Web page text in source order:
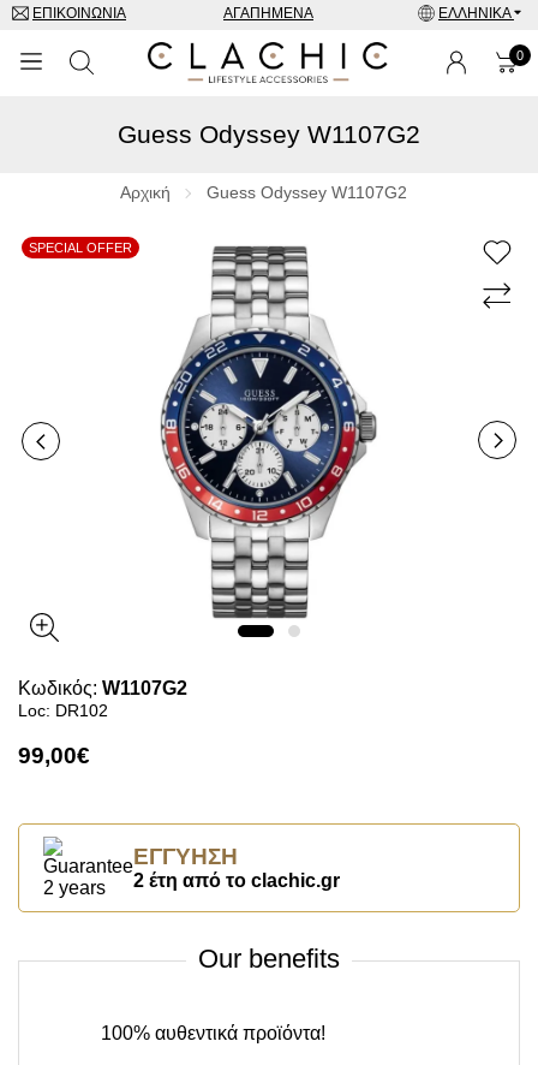
ΕΠΙΚΟΙΝΩΝΊΑ ΑΓΑΠΗΜΈΝΑ ΕΛΛΗΝΙΚΆ
0
ΜΑΡΚΕΣ
ΡΟΛΌΓΙΑ
ΚΟΣΜΉΜΑΤΑ
ΓΥΑΛΙΆ ΗΛΊΟΥ
ΑΞΕΣΟΥΑΡ
SPECIAL OFFERS
Guess Odyssey W1107G2
Αρχική Guess Odyssey W1107G2
SPECIAL OFFER
Κωδικός: W1107G2
Loc: DR102
99,00€
ΕΓΓΎΗΣΗ
2 έτη από το clachic.gr
Our benefits
100% αυθεντικά προϊόντα!